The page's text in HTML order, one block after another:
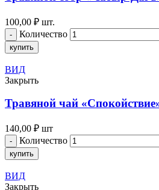
100,00 ₽ шт.
Количество
купить
ВИД
Закрыть
Травяной чай
140,00 ₽ шт
Количество
купить
ВИД
Закрыть